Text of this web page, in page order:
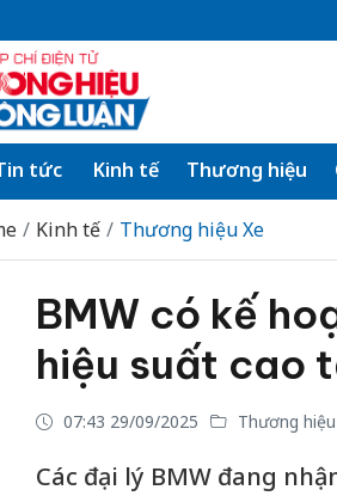
tức Kinh tế Thương hiệu
Kinh tế Thương hiệu Xe
BMW có kế
hiệu suất cao
07:43 29/09/2025 Thương
Các đại lý BMW đang